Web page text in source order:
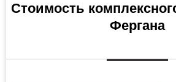
Стоимость
Фергана